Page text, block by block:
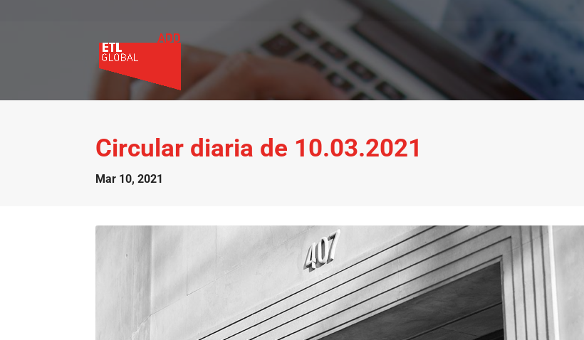
Circular diaria de 10.03.2021
Mar 10, 2021